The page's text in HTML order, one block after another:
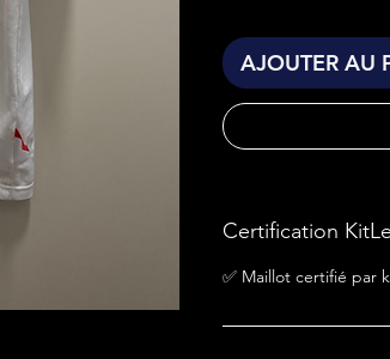
AJOUTER AU
Certification
✅ Maillot certifié par